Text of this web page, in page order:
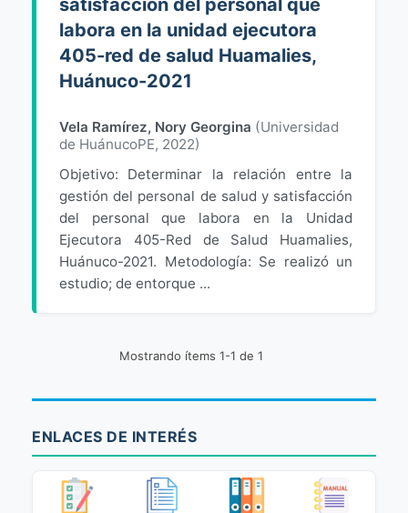
satisfacción del personal que
labora en la unidad ejecutora
405-red de salud Huamalies,
Huánuco-2021
Vela Ramírez, Nory Georgina (Universidad
de HuánucoPE, 2022)
Objetivo: Determinar la relación entre la
gestión del personal de salud y satisfacción
del personal que labora en la Unidad
Ejecutora 405-Red de Salud Huamalies,
Huánuco-2021. Metodología: Se realizó un
estudio; de entorque ...
Mostrando ítems 1-1 de 1
ENLACES DE INTERÉS